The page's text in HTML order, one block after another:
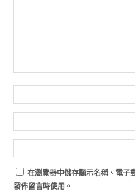
在瀏覽器中儲存顯示名稱、電子
發佈留言時使用。